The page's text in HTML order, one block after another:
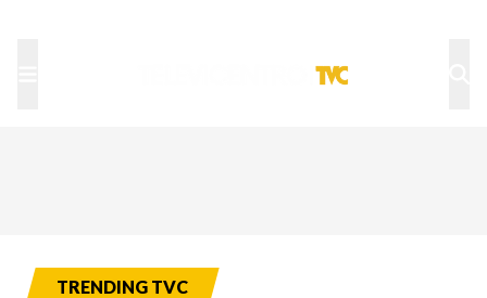
TRENDING TVC